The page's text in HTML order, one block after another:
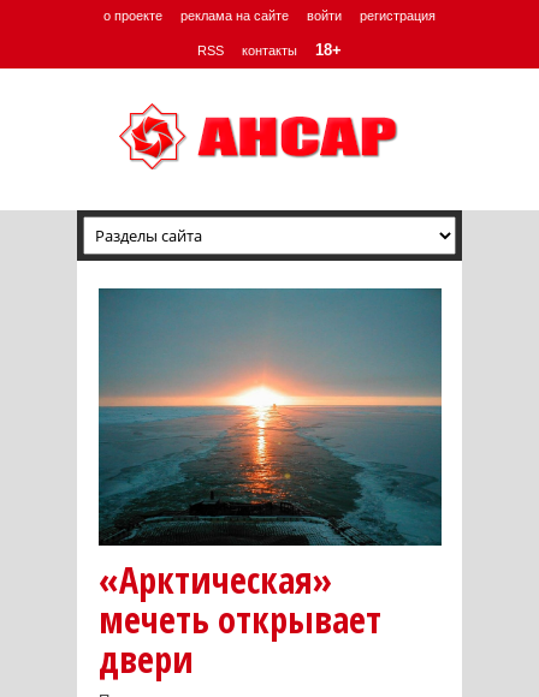
о проекте реклама на сайте войти регистрация
RSS контакты 18+
«Арктическая»
мечеть открывает
двери